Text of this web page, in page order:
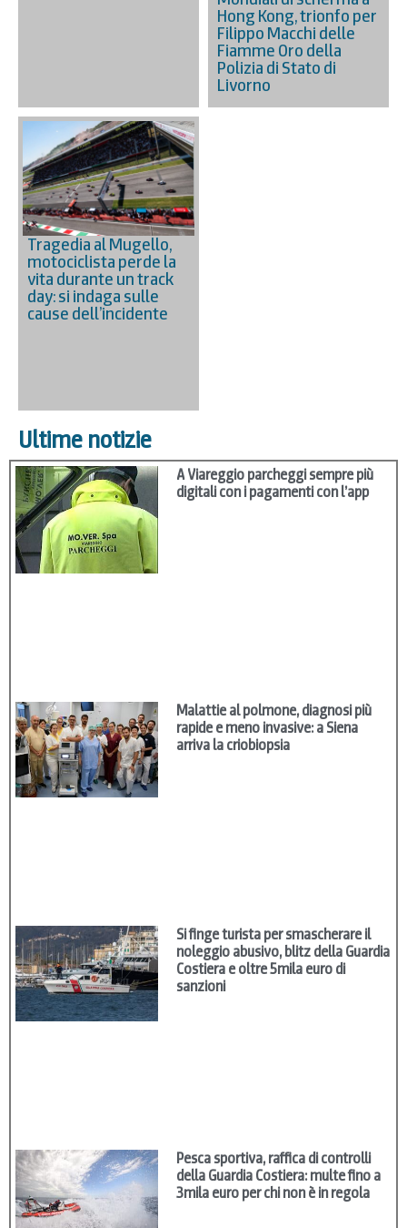
Hong Kong, trionfo per
Filippo Macchi delle
Fiamme Oro della
Polizia di Stato di
Livorno
Tragedia al Mugello,
motociclista perde la
vita durante un track
day: si indaga sulle
cause dell’incidente
Ultime notizie
A Viareggio parcheggi sempre più
digitali con i pagamenti con l’app
Malattie al polmone, diagnosi più
rapide e meno invasive: a Siena
arriva la criobiopsia
Si finge turista per smascherare il
noleggio abusivo, blitz della Guardia
Costiera e oltre 5mila euro di
sanzioni
Pesca sportiva, raffica di controlli
della Guardia Costiera: multe fino a
3mila euro per chi non è in regola